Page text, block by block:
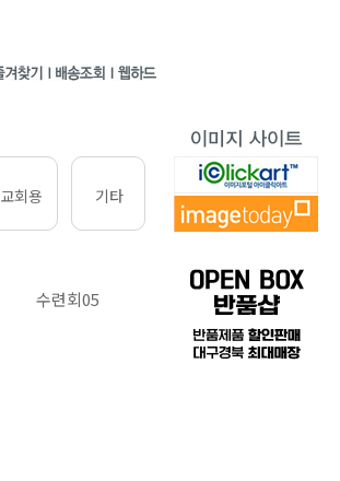
기타
교회용
수련회05